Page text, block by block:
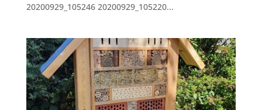
20200929_105246 20200929_105220...